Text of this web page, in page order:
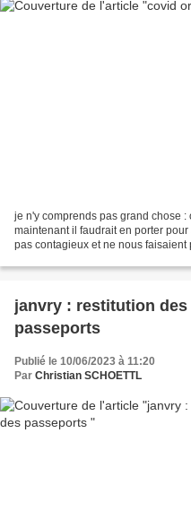
je n'y comprends pas grand chose
maintenant il faudrait en porter
pas contagieux et ne nous faisaient
janvry : restitution
passeports
Publié le 10/06/2023 à 11:20
Par Christian SCHOETTL